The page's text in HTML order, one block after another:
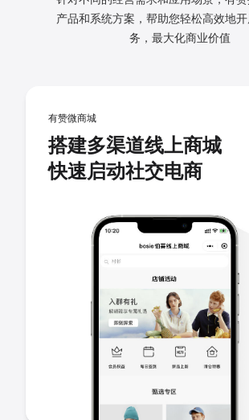
产品和系统方案， 帮助您轻松高效地
务，最大化商业价值
有赞微商城
搭建多渠道线上商城
快速启动社交电商